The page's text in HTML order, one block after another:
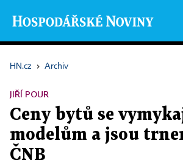
HN.cz › Archiv
JIŘÍ POUR
Ceny bytů se
modelům a jsou
ČNB